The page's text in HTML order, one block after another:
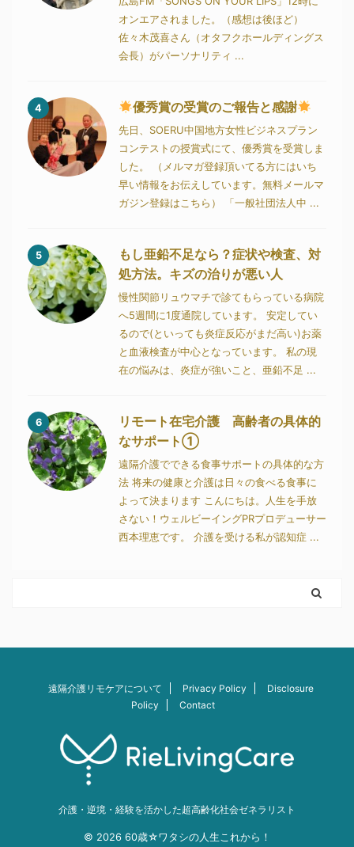
オンエアされました。（感想は後ほど）
佐々木茂喜さん（オタフクホールディングス
会長）がパーソナリティ ...
4 優秀賞の受賞のご報告と感謝
先日、SOERU中国地方女性ビジネスプラン
コンテストの授賞式にて、優秀賞を受賞しま
した。 （メルマガ登録頂いてる方にはいち
早い情報をお伝えしています。無料メールマ
ガジン登録はこちら） 「一般社団法人中 ...
5
もし亜鉛不足なら？症状や検査、対
処方法。キズの治りが悪い人
慢性関節リュウマチで診てもらっている病院
へ5週間に1度通院しています。 安定してい
るので(といっても炎症反応がまだ高い)お薬
と血液検査が中心となっています。 私の現
在の悩みは、炎症が強いこと、亜鉛不足 ...
6
リモート在宅介護 高齢者の具体的
なサポート①
遠隔介護でできる食事サポートの具体的な方
法 将来の健康と介護は日々の食べる食事に
よって決まります こんにちは。人生を手放
さない！ウェルビーイングPRプロデューサー
西本理恵です。 介護を受ける私が認知症 ...
遠隔介護リモケアについて Privacy Policy
Disclosure
Policy
Contact
介護・逆境・経験を活かした超高齢化社会ゼネラリスト
© 2026 60歳☆ワタシの人生これから！